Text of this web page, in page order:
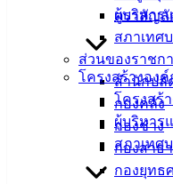
ผู้บริหาร
สภาเทศ
ส่วนของราชก
สำนักปลั
กองคลัง
กองช่าง
กองสาธ
กองยุทธ
ตราสัญ
โครงสร้างองค์
โครงสร้
ผู้บริหาร
สภาเทศ
เมืองอ่าง